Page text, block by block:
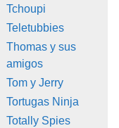
Tchoupi
Teletubbies
Thomas y sus
amigos
Tom y Jerry
Tortugas Ninja
Totally Spies